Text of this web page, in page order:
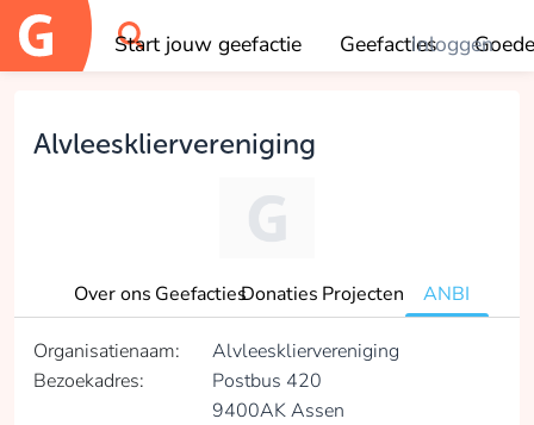
Start jouw geefactie GeefactiesInloggen
OK
Alvleeskliervereniging
Over ons GeefactiesDonaties Projecten ANBI
Organisatienaam:
Alvleeskliervereniging
Bezoekadres:
Postbus 420
9400AK Assen